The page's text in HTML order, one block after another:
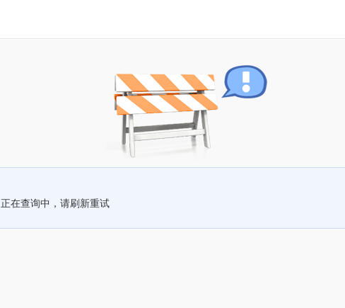
正在查询中，请刷新重试